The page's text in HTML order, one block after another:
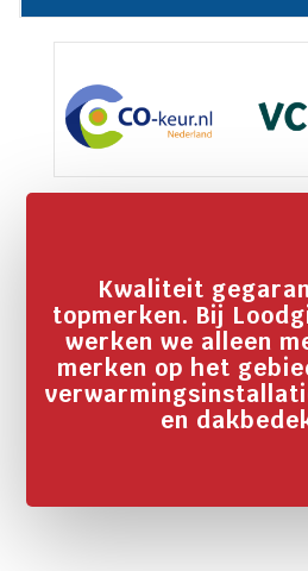
Kwaliteit
topmerken. Bij
werken we alleen
merken op het
en